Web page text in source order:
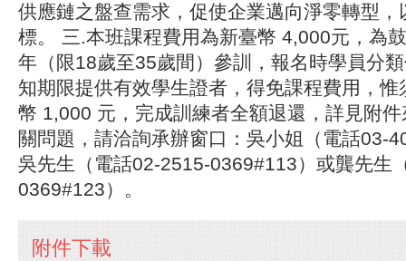
供應鏈之盤查需求，促使企業邁向淨零轉型，
標。 三.本班課程費用為新臺幣 4,000元，為
年（限18歲至35歲間）參訓，報名時學員分
知期限提供有效學生證者，得免課程費用，
幣 1,000 元，完成訓練者全額退還，詳見附
關問題，請洽詢承辦窗口：吳小姐（電話03-
吳先生（電話02-2515-0369#113）或龔先生
0369#123）。
附件下載